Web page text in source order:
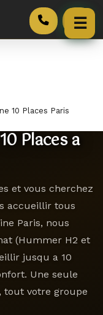
10 Places Paris
Places a
et vous cherchez
accueillir tous
Paris, nous
(Hummer H2 et
jusqu a 10
Une seule
tout votre groupe
☰